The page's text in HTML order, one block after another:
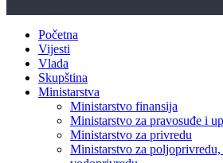
Početna
Vijesti
Vlada
Skupština
Ministarstva
Ministarstvo finansija
Ministarstvo za pravosuđe i
Ministarstvo za privredu
Ministarstvo za poljoprivredu,